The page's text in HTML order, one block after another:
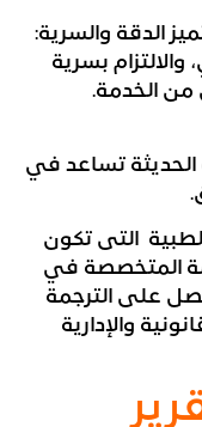
الدقة والسرية:
بسرية
الخدمة.
الحديثة تساعد في
التى تكون
المتخصصة في
على الترجمة
والإدارية